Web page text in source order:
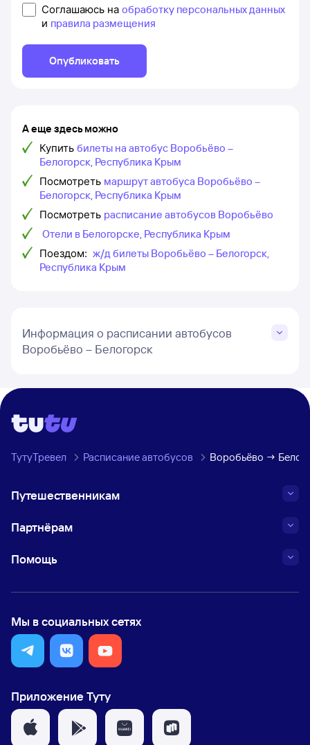
Соглашаюсь на обработку персональных данных
и правила размещения
Опубликовать
А еще здесь можно
Купить билеты на автобус Воробьёво –
Белогорск, Республика Крым
Посмотреть маршрут автобуса Воробьёво –
Белогорск, Республика Крым
Посмотреть расписание автобусов Воробьёво
Отели в Белогорске, Республика Крым
Поездом: ж/д билеты Воробьёво – Белогорск,
Республика Крым
Информация о расписании автобусов
Воробьёво – Белогорск
ТутуТревел Расписание автобусов Воробьёво →
Путешественникам
Партнёрам
Помощь
Мы в социальных сетях
Приложение Туту